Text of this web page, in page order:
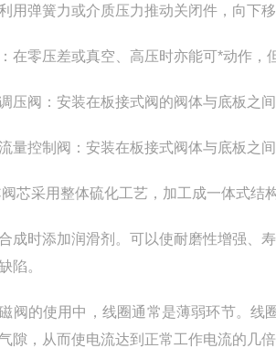
用弹簧力或介质压力推动关闭件，向下移
在零压差或真空、高压时亦能可*动作，
压阀：安装在板接式阀的阀体与底板之间
量控制阀：安装在板接式阀体与底板之间
芯采用整体硫化工艺，加工成一体式结
成时添加润滑剂。可以使耐磨性增强、
陷。
阀的使用中，线圈通常是薄弱环节。
隙，从而使电流达到正常工作电流的几